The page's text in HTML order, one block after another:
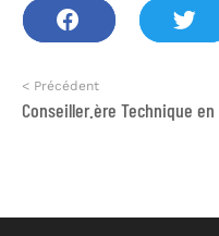
< Précédent